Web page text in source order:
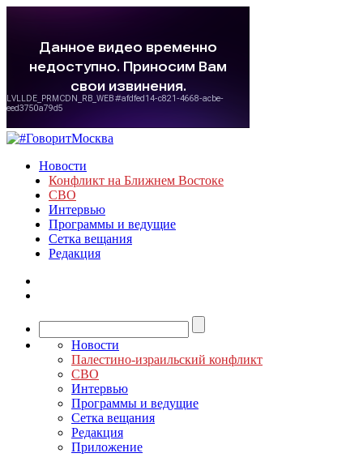
Новости
Конфликт на Ближнем Востоке
СВО
Интервью
Программы и ведущие
Сетка вещания
Редакция
Новости
Палестино-израильский конфликт
СВО
Интервью
Программы и ведущие
Сетка вещания
Редакция
Приложение